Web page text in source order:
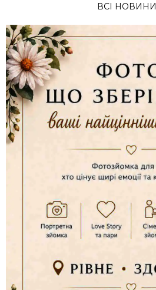
ВСІ НОВИНИ